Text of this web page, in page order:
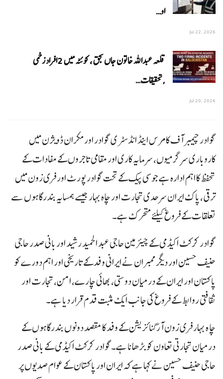
او…
Jul 22, 2026
قلعہ عبداللہ خاتون جاں بحق ، کوئٹہ میں 2افراد زخمی
,تحقیقات…
Jul 20, 2026
گوادر چیمبر آف کامرس اینڈ انڈسٹری گوادر اور مکران ڈویژن میں
کاروباری سرگرمیوں، سرمایہ کاری اور مقامی تاجروں کے مفادات کے
تحفظ کا اہم ادارہ ہے جوسی پیک کے تحت گوادر پورٹ اور فری زون میں
ترقی، پاک ایران سرحدی تجارت اور چاہ بہار جیسے ہمسایہ بندرگاہوں سے
تعلقات کے فروغ کیلئے متحرک ہے۔
گوادر کرکٹ اکیڈمی کے چیئرمین حاجی عبد الحمید رشید اور بانی صدر حاجی
حنیف حسین اور دیگر ممبران نے ایرانی وفد کے تاریخی اور اہم دورے کو
پاکستان اور ایران کے درمیان دوستی، بھائی چارے، امن، تجارت اور
ثقافتی روابط کے فروغ کی جانب ایک مثبت قدم قرار دیا ہے۔
چا ہ بہار فری زون آرگنائزیشن کے وفد کا مقصد دونوں بندرگاہوں کے
درمیان تجارتی تعاون کو بڑھانا ہے۔گوادر کرکٹ اکیڈمی کے بانی صدر
حاجی حنیف حسین نے کہا ہے کہ ایران اور پاکستان کے عوام صدیوں پر